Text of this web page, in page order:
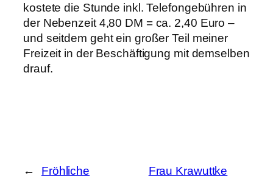
kostete die Stunde inkl. Telefongebühren in
der Nebenzeit 4,80 DM = ca. 2,40 Euro –
und seitdem geht ein großer Teil meiner
Freizeit in der Beschäftigung mit demselben
drauf.
←
Fröhliche
Frau Krawuttke